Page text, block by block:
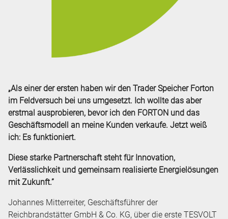
„Als einer der ersten haben wir den Trader Speicher Forton
im Feldversuch bei uns umgesetzt. Ich wollte das aber
erstmal ausprobieren, bevor ich den FORTON und das
Geschäftsmodell an meine Kunden verkaufe. Jetzt weiß
ich: Es funktioniert.
Diese starke Partnerschaft steht für Innovation,
Verlässlichkeit und gemeinsam realisierte Energielösungen
mit Zukunft.”
Johannes Mitterreiter, Geschäftsführer der
Reichbrandstätter GmbH & Co. KG, über die erste TESVOLT